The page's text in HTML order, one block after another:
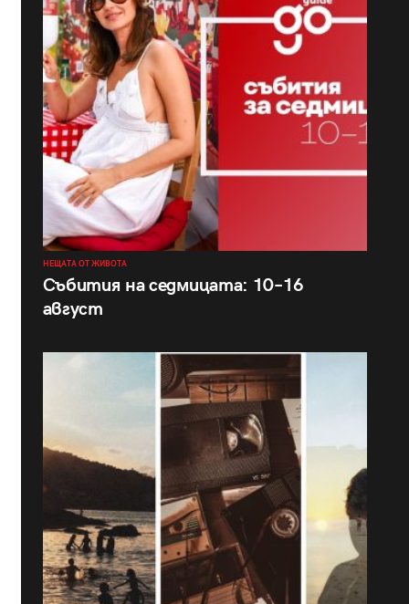
НЕЩАТА ОТ ЖИВОТА
Събития на седмицата: 10–16
август